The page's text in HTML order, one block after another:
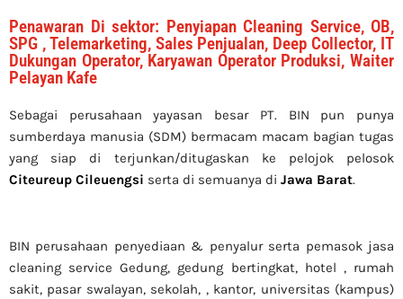
Penawaran Di sektor: Penyiapan Cleaning Service, OB,
SPG , Telemarketing, Sales Penjualan, Deep Collector, IT
Dukungan Operator, Karyawan Operator Produksi, Waiter
Pelayan Kafe
Sebagai perusahaan yayasan besar PT. BIN pun punya
sumberdaya manusia (SDM) bermacam macam bagian tugas
yang siap di terjunkan/ditugaskan ke pelojok pelosok
Citeureup Cileuengsi serta di semuanya di Jawa Barat.
BIN perusahaan penyediaan & penyalur serta pemasok jasa
cleaning service Gedung, gedung bertingkat, hotel , rumah
sakit, pasar swalayan, sekolah, , kantor, universitas (kampus)